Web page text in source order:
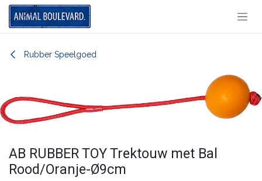
Overslaan naar inhoud
Rubber Speelgoed
​AB RUBBER TOY Trektouw met Bal
Rood/Oranje-Ø9cm